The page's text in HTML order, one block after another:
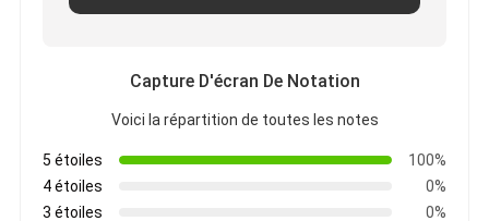
Capture D'écran De Notation
Voici la répartition de toutes les notes
5 étoiles
100%
4 étoiles
0%
3 étoiles
0%